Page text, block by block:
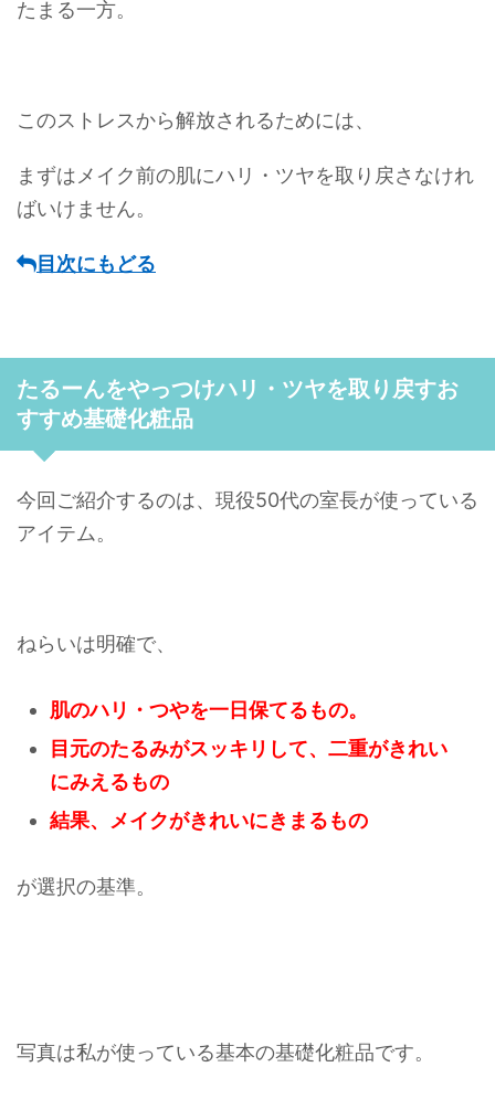
たまる一方。
このストレスから解放されるためには、
まずはメイク前の肌にハリ・ツヤを取り戻さなけれ
ばいけません。
目次にもどる
たるーんをやっつけハリ・ツヤを取り戻すお
すすめ基礎化粧品
今回ご紹介するのは、現役50代の室長が使っている
アイテム。
ねらいは明確で、
肌のハリ・つやを一日保てるもの。
目元のたるみがスッキリして、 二重がきれい
にみえるもの
結果、メイクがきれいにきまるもの
が選択の基準。
写真は私が使っている基本の基礎化粧品です。